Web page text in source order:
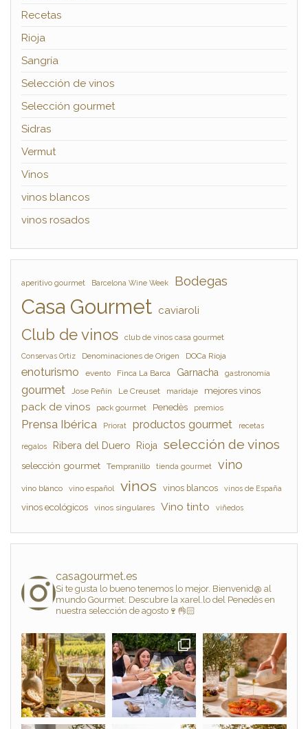
Recetas
Rioja
Sangría
Selección de vinos
Selección gourmet
Sidras
Vermut
Vinos
vinos blancos
vinos rosados
aperitivo gourmet Barcelona Wine Week Bodegas
Casa Gourmet caviaroli
Club de vinos club de vinos casa gourmet
Conservas Ortiz Denominaciones de Origen DOCa Rioja
enoturismo evento Finca La Barca Garnacha gastronomía
gourmet Jose Peñín Le Creuset maridaje mejores vinos
pack de vinos pack gourmet Penedès premios
Prensa Ibérica Priorat productos gourmet recetas
regalos Ribera del Duero Rioja selección de vinos
selección gourmet Tempranillo tienda gourmet vino
vino blanco vino español vinos vinos blancos vinos de España
vinos ecológicos vinos singulares Vino tinto viñedos
casagourmet.es
Si te gusta lo bueno tenemos lo mejor. Bienvenid@ al
mundo Gourmet. Descubre la xarel.lo del Penedès en
nuestra selección de agosto🍷👌🏻